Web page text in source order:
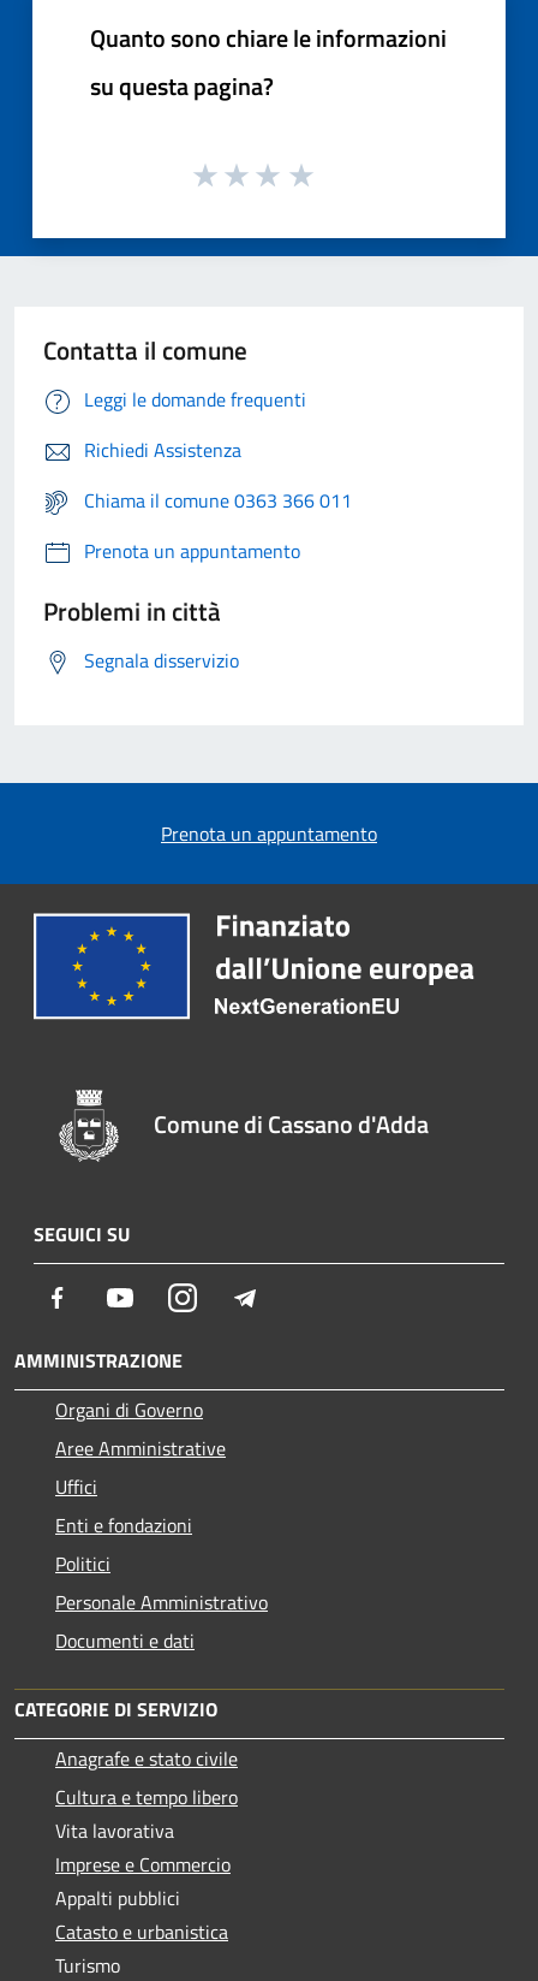
Quanto sono chiare le informazioni
su questa pagina?
Contatta il comune
Leggi le domande frequenti
Richiedi Assistenza
Chiama il comune 0363 366 011
Prenota un appuntamento
Problemi in città
Segnala disservizio
Prenota un appuntamento
Comune di Cassano d'Adda
SEGUICI SU
Facebook YoutubeInstagram
AMMINISTRAZIONE
Organi di Governo
Aree Amministrative
Uffici
Enti e fondazioni
Politici
Personale Amministrativo
Documenti e dati
CATEGORIE DI SERVIZIO
Anagrafe e stato civile
Cultura e tempo libero
Vita lavorativa
Imprese e Commercio
Appalti pubblici
Catasto e urbanistica
Turismo